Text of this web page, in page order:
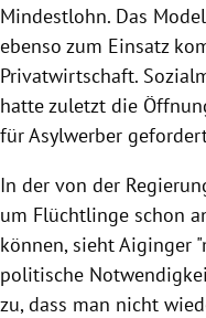
Mindestlohn. Das
ebenso zum Einsatz
Privatwirtschaft.
hatte zuletzt die
für Asylwerber
In der von der
um Flüchtlinge schon
können, siehtAiginger
politische
zu, dass man nicht